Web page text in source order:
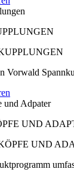
Vorwald
und Adpater
UND